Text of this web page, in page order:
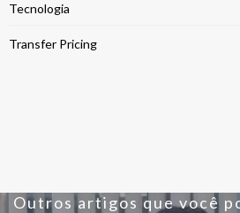
Tecnologia
Transfer Pricing
Outros artigos que você